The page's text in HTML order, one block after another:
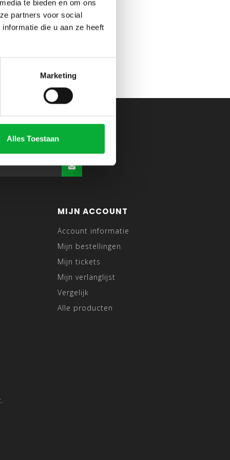
te bieden en om ons
partners voor social
die u aan ze heeft
Marketing
Alles Toestaan
MIJN ACCOUNT
Account informatie
Mijn bestellingen
Mijn tickets
Mijn verlanglijst
Vergelijk
Alle producten